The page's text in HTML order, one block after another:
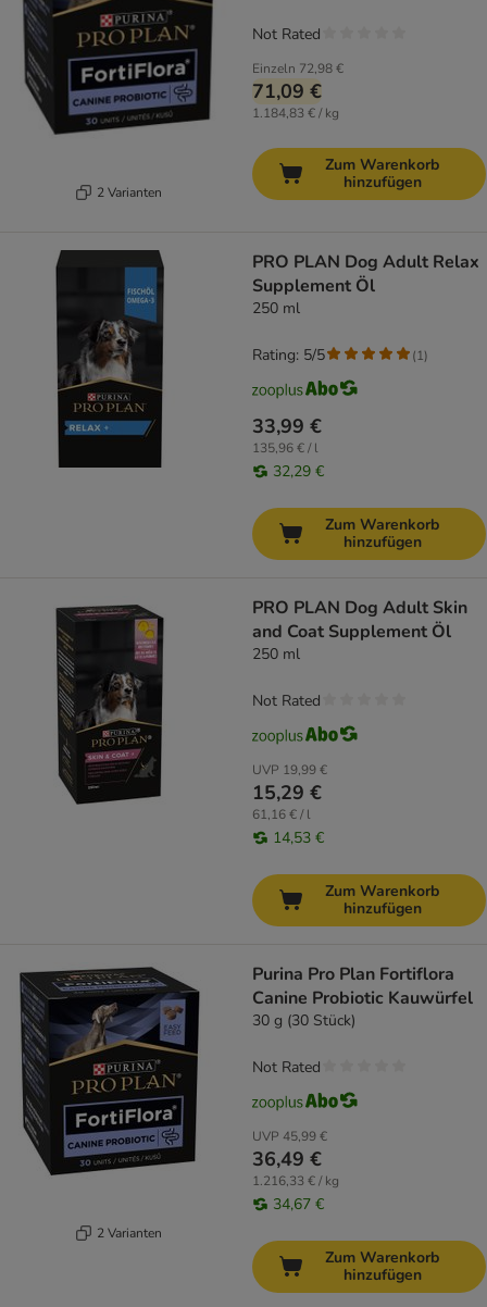
2 Varianten
Einzeln 72,98 €
71,09 €
1.184,83 € / kg
Not Rated
Zum Warenkorb
hinzufügen
PRO PLAN Dog Adult Relax
Supplement Öl
250 ml
33,99 €
135,96 € / l
32,29 €
Rating: 5/5 (1)
Zum Warenkorb
hinzufügen
PRO PLAN Dog Adult Skin
and Coat Supplement Öl
250 ml
UVP 19,99 €
15,29 €
61,16 € / l
14,53 €
Not Rated
Zum Warenkorb
hinzufügen
2 Varianten
Purina Pro Plan Fortiflora
Canine Probiotic Kauwürfel
30 g (30 Stück)
UVP 45,99 €
36,49 €
1.216,33 € / kg
34,67 €
Not Rated
Zum Warenkorb
hinzufügen